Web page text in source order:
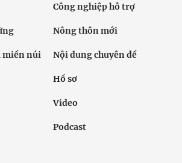
Công nghiệp hỗ trợ
Nông thôn mới
miền núi Nội dung chuyên đề
Hồ sơ
Video
Podcast